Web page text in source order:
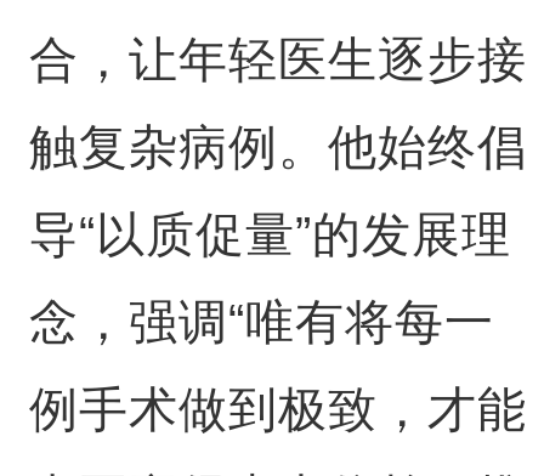
合，让年轻医生逐步接
触复杂病例。他始终倡
导“以质促量”的发展理
念，强调“唯有将每一
例手术做到极致，才能